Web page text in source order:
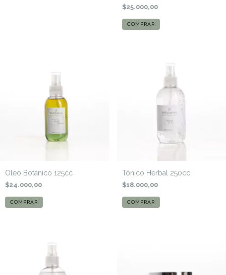
$25.000,00
Óleo Botánico 125cc
$24.000,00
Tónico Herbal 250cc
$18.000,00